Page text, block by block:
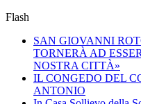
Flash
SAN GIOVANNI
TORNERÀ AD
NOSTRA CITTÀ»
IL CONGEDO DEL
ANTONIO